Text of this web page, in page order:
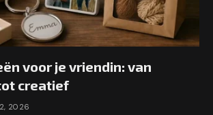
voor je vriendin: van
creatief
2026